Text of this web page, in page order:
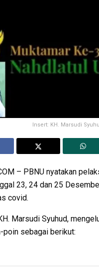
Insert: KH. Marsudi
– PBNU nyatakan
23, 24 dan 25
covid.
Marsudi Syuhud,
poin sebagai berikut: